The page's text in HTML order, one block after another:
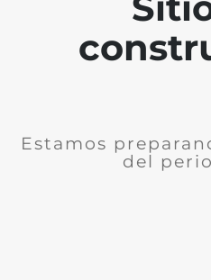
Estamos
del